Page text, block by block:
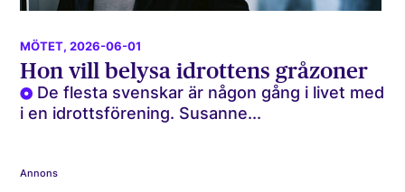
MÖTET, 2026-06-01
Hon vill belysa idrottens gråzoner
De flesta svenskar är någon gång i livet med
i en idrottsförening. Susanne...
Annons